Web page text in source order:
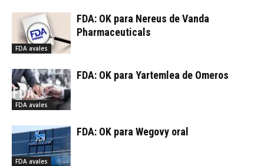
FDA avales
FDA: OK para Nereus de Vanda
Pharmaceuticals
FDA avales
FDA: OK para Yartemlea de Omeros
FDA avales
FDA: OK para Wegovy oral